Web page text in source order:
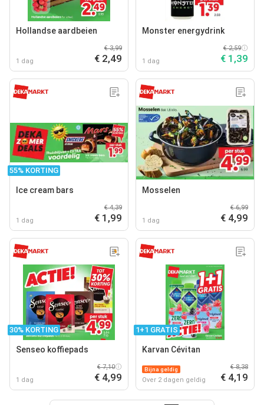
Hollandse aardbeien
1 dag
€ 3,99
€ 2,49
Monster energydrink
1 dag
€ 2,59
€ 1,39
55% KORTING
Ice cream bars
1 dag
€ 4,39
€ 1,99
Mosselen
1 dag
€ 6,99
€ 4,99
30% KORTING
Senseo koffiepads
1 dag
€ 7,10
€ 4,99
1+1 GRATIS
Karvan Cévitan
Bijna geldig
Over 2 dagen geldig
€ 8,38
€ 4,19